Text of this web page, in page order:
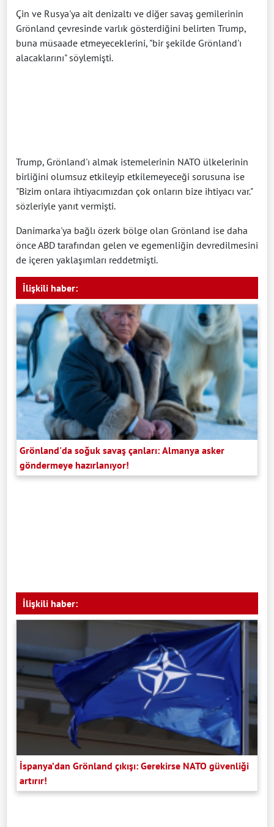
Çin ve Rusya'ya ait denizaltı ve diğer savaş gemilerinin
Grönland çevresinde varlık gösterdiğini belirten Trump,
buna müsaade etmeyeceklerini, "bir şekilde Grönland'ı
alacaklarını" söylemişti.
Trump, Grönland'ı almak istemelerinin NATO ülkelerinin
birliğini olumsuz etkileyip etkilemeyeceği sorusuna ise
"Bizim onlara ihtiyacımızdan çok onların bize ihtiyacı var."
sözleriyle yanıt vermişti.
Danimarka'ya bağlı özerk bölge olan Grönland ise daha
önce ABD tarafından gelen ve egemenliğin devredilmesini
de içeren yaklaşımları reddetmişti.
İlişkili haber:
Grönland'da soğuk savaş çanları: Almanya asker
göndermeye hazırlanıyor!
İlişkili haber:
İspanya’dan Grönland çıkışı: Gerekirse NATO güvenliği
artırır!